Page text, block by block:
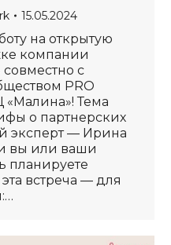
15.05.2024
на открытую
компании
с
PRO
Тема
о партнерских
эксперт — Ирина
вы или ваши
планируете
встреча — для